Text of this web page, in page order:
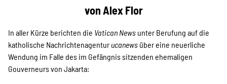
Projekte
von Alex Flor
In aller Kürze berichten die Vatican News unter Berufung auf die
katholische Nachrichtenagentur ucanews über eine neuerliche
Wendung im Falle des im Gefängnis sitzenden ehemaligen
Gouverneurs von Jakarta: